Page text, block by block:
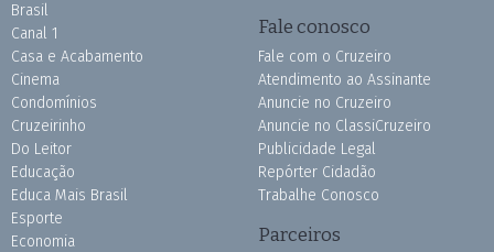
Brasil
Canal 1
Casa e Acabamento
Cinema
Condomínios
Cruzeirinho
Do Leitor
Educação
Educa Mais Brasil
Esporte
Economia
Fale conosco
Fale com o Cruzeiro
Atendimento ao Assinante
Anuncie no Cruzeiro
Anuncie no ClassiCruzeiro
Publicidade Legal
Repórter Cidadão
Trabalhe Conosco
Parceiros